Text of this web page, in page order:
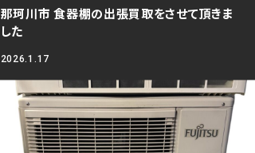
那珂川市 食器棚の出張買取をさせて頂きま
した
2026.1.17